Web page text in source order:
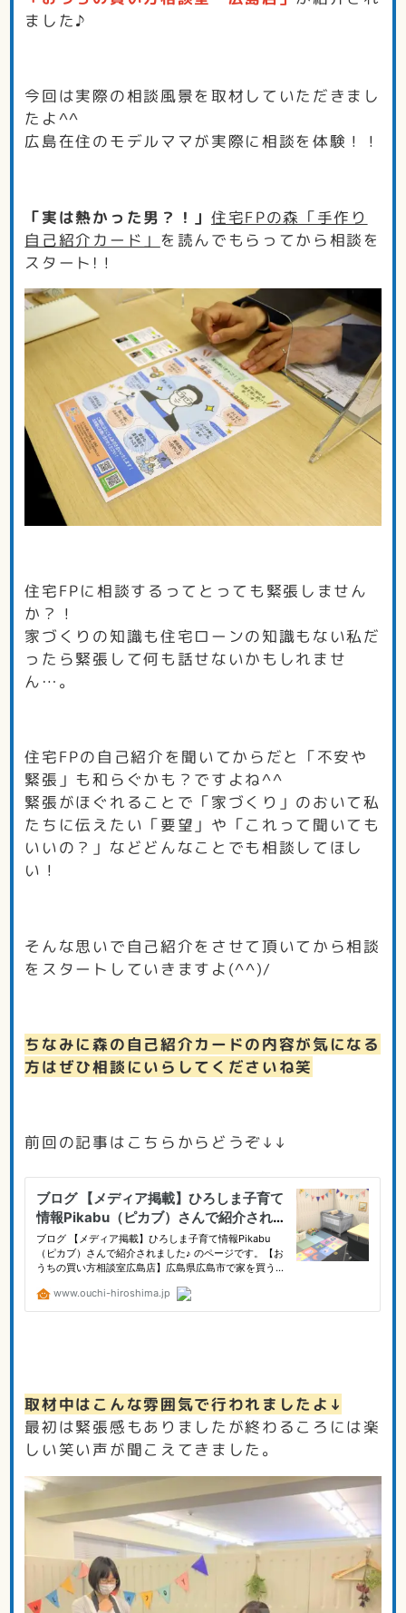
ました♪
今回は実際の相談風景を取材していただきまし
たよ^^
広島在住のモデルママが実際に相談を体験！！
「実は熱かった男？！」 住宅FPの森「手作り
自己紹介カード」 を読んでもらってから相談を
スタート!！
住宅FPに相談するってとっても緊張しません
か？！
家づくりの知識も住宅ローンの知識もない私だ
ったら緊張して何も話せないかもしれませ
ん…。
住宅FPの自己紹介を聞いてからだと「不安や
緊張」も和らぐかも？ですよね^^
緊張がほぐれることで「家づくり」のおいて私
たちに伝えたい「要望」や「これって聞いても
いいの？」などどんなことでも相談してほし
い！
そんな思いで自己紹介をさせて頂いてから相談
をスタートしていきますよ(^^)/
ちなみに森の自己紹介カードの内容が気になる
方はぜひ相談にいらしてくださいね笑
前回の記事はこちらからどうぞ↓↓
取材中はこんな雰囲気で行われましたよ↓
最初は緊張感もありましたが終わるころには楽
しい笑い声が聞こえてきました。